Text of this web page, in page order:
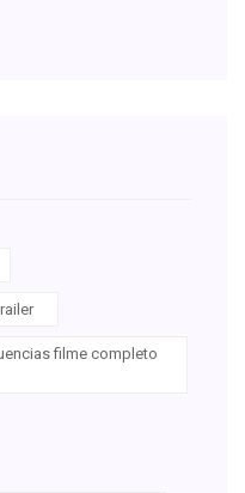
filme completo